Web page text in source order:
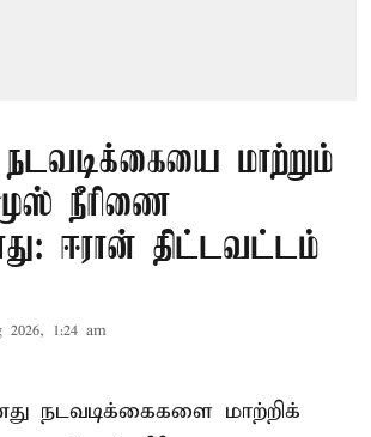
நடவடிக்கையை மாற்றும்
நீரிணை
ஈரான் திட்டவட்டம்
2026, 1:24 am
நடவடிக்கைகளை மாற்றிக்